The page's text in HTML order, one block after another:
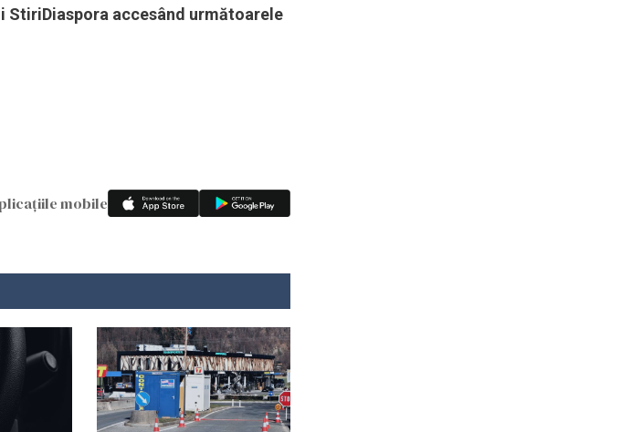
accesând următoarele
mobile